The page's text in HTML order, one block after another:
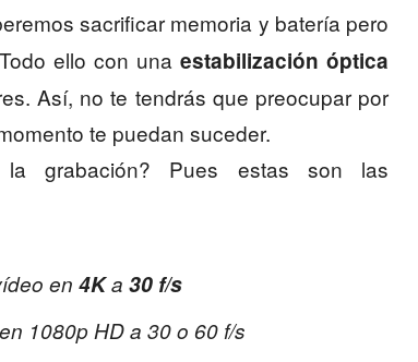
sacrificar memoria y batería pero
ello con una estabilización óptica
Así, no te tendrás que preocupar por
te puedan suceder.
grabación? Pues estas son las
en 4Ka 30 f/s
a 30 o 60 f/s